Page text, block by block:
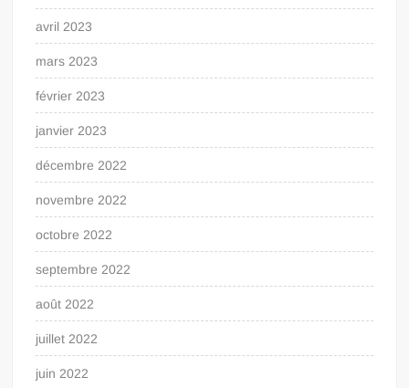
avril 2023
mars 2023
février 2023
janvier 2023
décembre 2022
novembre 2022
octobre 2022
septembre 2022
août 2022
juillet 2022
juin 2022